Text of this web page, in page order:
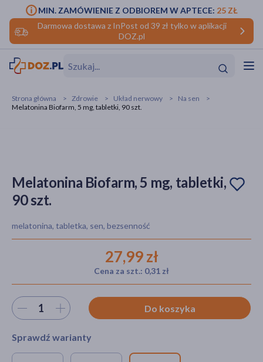
Darmowa dostawa z InPost od 39 zł tylko w aplikacji
DOZ.pl
MIN. ZAMÓWIENIE Z ODBIOREM W APTECE: 25 ZŁ
Hit
Strona główna Zdrowie Układ nerwowy
Na sen
Melatonina Biofarm, 5 mg, tabletki, 90 szt.
Melatonina Biofarm, 5 mg, tabletki,
90 szt.
melatonina, tabletka, sen, bezsenność
27,99 zł
Cena za szt.: 0,31 zł
Wybierz ilość Do koszyka
Sprawdź warianty